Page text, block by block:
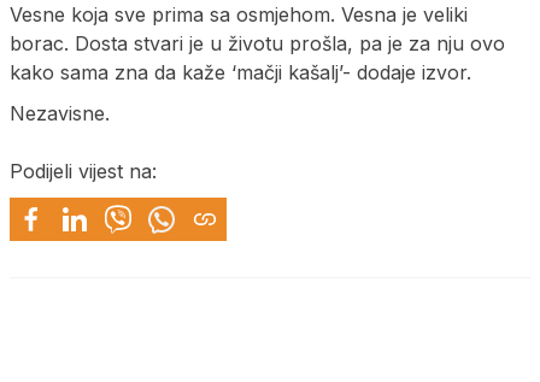
Vesne koja sve prima sa osmjehom. Vesna je veliki
borac. Dosta stvari je u životu prošla, pa je za nju ovo
kako sama zna da kaže ‘mačji kašalj’- dodaje izvor.
Nezavisne.
Podijeli vijest na: